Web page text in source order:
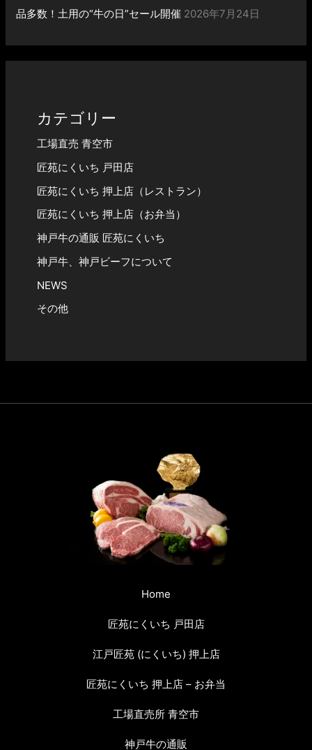
品多数！土用の“牛の日”セール開催 2026年7月24日
カテゴリー
工場直売 青空市
匠苑にくいち 戸田店
匠苑にくいち 押上店（レストラン）
匠苑にくいち 押上店（お弁当）
神戸牛の通販 匠苑にくいち
神戸牛、神戸ビーフについて
NEWS
その他
Home
匠苑にくいち 戸田店
江戸匠苑 (にくいち) 押上店
匠苑にくいち 押上店 – お弁当
工場直売所 青空市
神戸牛の通販